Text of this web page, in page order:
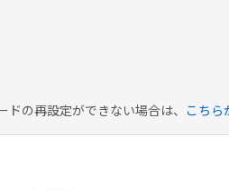
ドの再設定ができない場合は、 こちら